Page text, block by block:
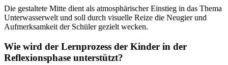
Die gestaltete Mitte dient als atmosphärischer Einstieg in das Thema
Unterwasserwelt und soll durch visuelle Reize die Neugier und
Aufmerksamkeit der Schüler gezielt wecken.
Wie wird der Lernprozess der Kinder in der
Reflexionsphase unterstützt?